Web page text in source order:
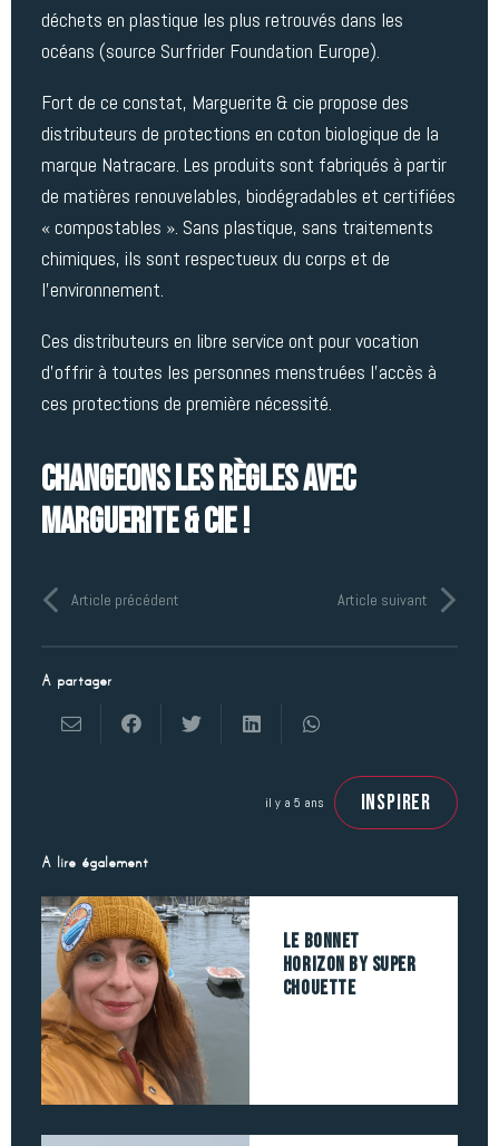
déchets en plastique les plus retrouvés dans les
océans (source Surfrider Foundation Europe).
Fort de ce constat, Marguerite & cie propose des
distributeurs de protections en coton biologique de la
marque Natracare. Les produits sont fabriqués à partir
de matières renouvelables, biodégradables et certifiées
« compostables ». Sans plastique, sans traitements
chimiques, ils sont respectueux du corps et de
l’environnement.
Ces distributeurs en libre service ont pour vocation
d’offrir à toutes les personnes menstruées l’accès à
ces protections de première nécessité.
Changeons les règles avec
Marguerite & Cie !
Article précédent Article suivant
A partager
il y a 5 ans INSPIRER
A lire également
Le bonnet
Horizon by Super
Chouette